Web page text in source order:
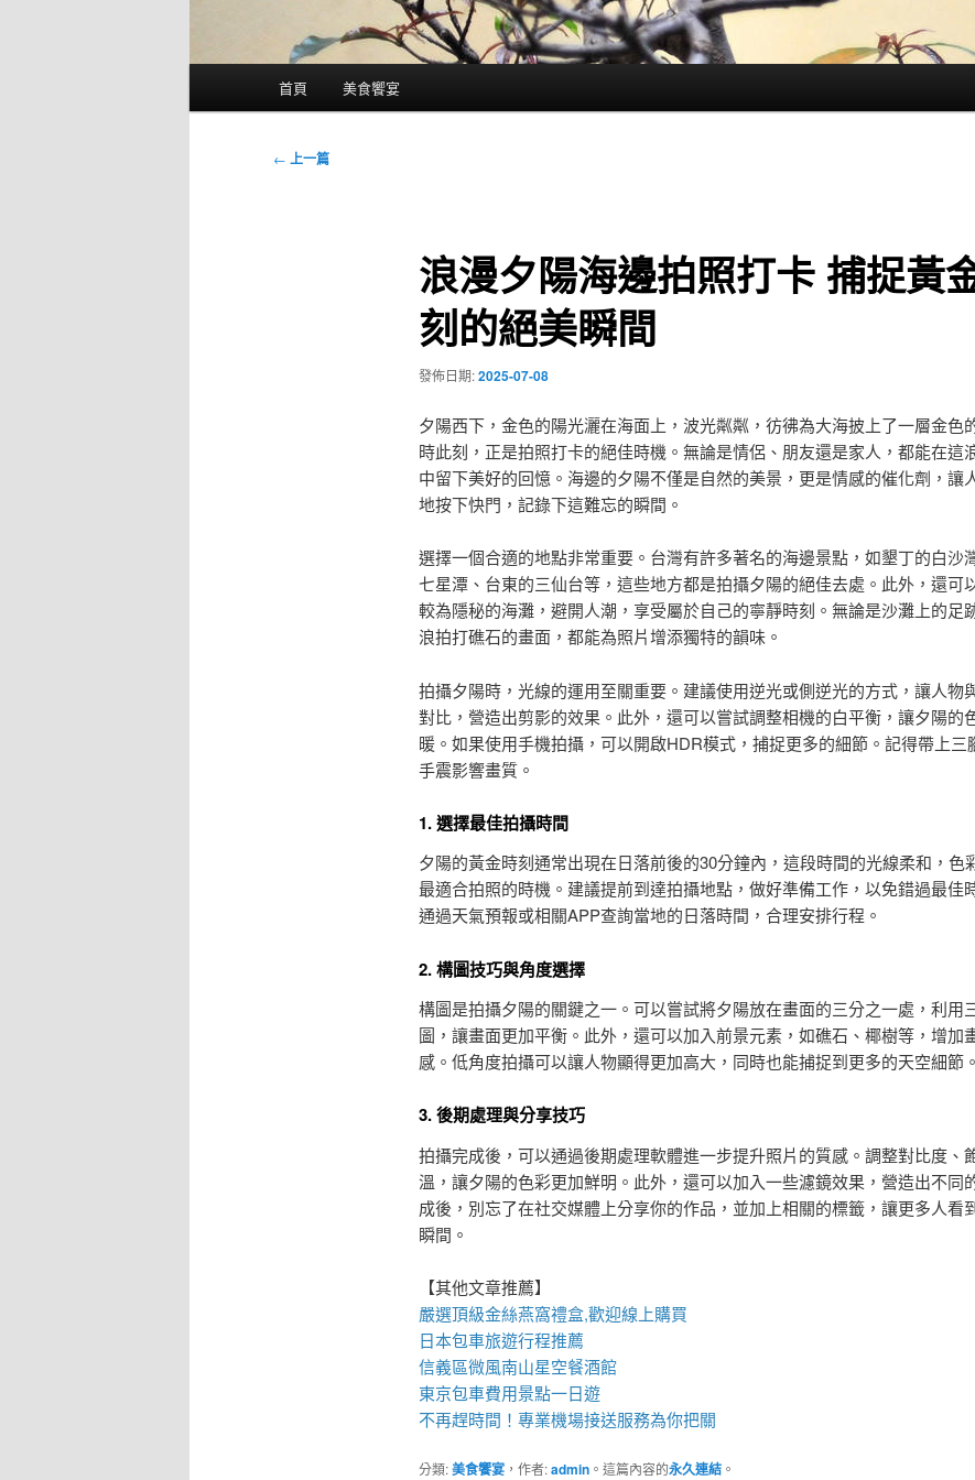
首頁 美食饗宴
文
← 上一篇
浪漫夕陽海邊拍照打卡 捕捉黃
刻的絕美瞬間
發佈日期:2025-07-08
夕陽西下，金色的陽光灑在海面上，波光粼粼，彷彿為大海披上了一層金色
時此刻，正是拍照打卡的絕佳時機。無論是情侶、朋友還是家人，都能在這
中留下美好的回憶。海邊的夕陽不僅是自然的美景，更是情感的催化劑，讓
地按下快門，記錄下這難忘的瞬間。
選擇一個合適的地點非常重要。台灣有許多著名的海邊景點，如墾丁的白沙
七星潭、台東的三仙台等，這些地方都是拍攝夕陽的絕佳去處。此外，還可
較為隱秘的海灘，避開人潮，享受屬於自己的寧靜時刻。無論是沙灘上的足
浪拍打礁石的畫面，都能為照片增添獨特的韻味。
拍攝夕陽時，光線的運用至關重要。建議使用逆光或側逆光的方式，讓人物
對比，營造出剪影的效果。此外，還可以嘗試調整相機的白平衡，讓夕陽的
暖。如果使用手機拍攝，可以開啟HDR模式，捕捉更多的細節。記得帶上三
手震影響畫質。
1. 選擇最佳拍攝時間
夕陽的黃金時刻通常出現在日落前後的30分鐘內，這段時間的光線柔和，色
最適合拍照的時機。建議提前到達拍攝地點，做好準備工作，以免錯過最佳
通過天氣預報或相關APP查詢當地的日落時間，合理安排行程。
2. 構圖技巧與角度選擇
構圖是拍攝夕陽的關鍵之一。可以嘗試將夕陽放在畫面的三分之一處，利用
圖，讓畫面更加平衡。此外，還可以加入前景元素，如礁石、椰樹等，增加
感。低角度拍攝可以讓人物顯得更加高大，同時也能捕捉到更多的天空細節。
3. 後期處理與分享技巧
拍攝完成後，可以通過後期處理軟體進一步提升照片的質感。調整對比度、
溫，讓夕陽的色彩更加鮮明。此外，還可以加入一些濾鏡效果，營造出不同
成後，別忘了在社交媒體上分享你的作品，並加上相關的標籤，讓更多人看
瞬間。
【其他文章推薦】
嚴選頂級金絲燕窩禮盒,歡迎線上購買
日本包車旅遊行程推薦
信義區微風南山星空餐酒館
東京包車費用景點一日遊
不再趕時間！專業機場接送服務為你把關
分類:美食饗宴，作者:admin。這篇內容的永久連結。